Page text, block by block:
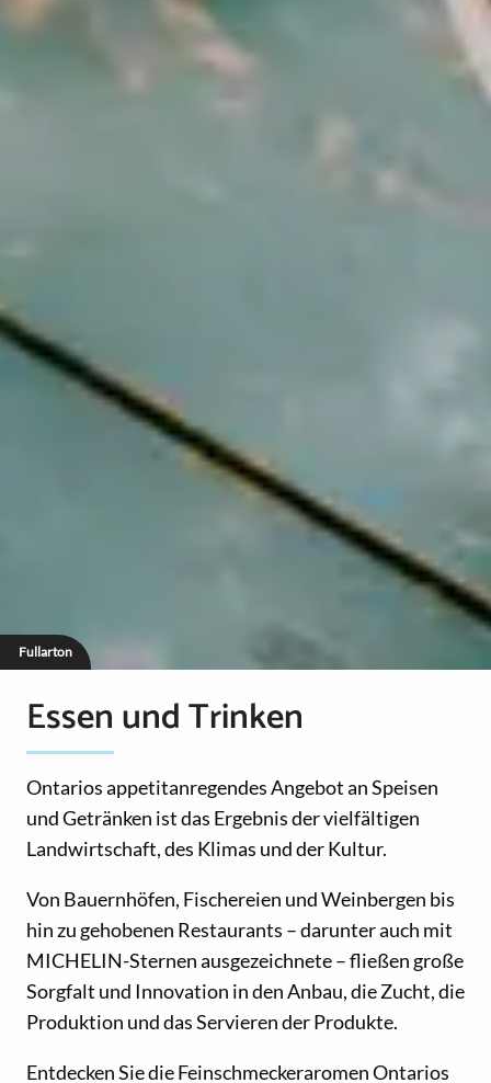
Fullarton
Essen und Trinken
Ontarios appetitanregendes Angebot an Speisen
und Getränken ist das Ergebnis der vielfältigen
Landwirtschaft, des Klimas und der Kultur.
Von Bauernhöfen, Fischereien und Weinbergen bis
hin zu gehobenen Restaurants – darunter auch mit
MICHELIN-Sternen ausgezeichnete – fließen große
Sorgfalt und Innovation in den Anbau, die Zucht, die
Produktion und das Servieren der Produkte.
Entdecken Sie die Feinschmeckeraromen Ontarios